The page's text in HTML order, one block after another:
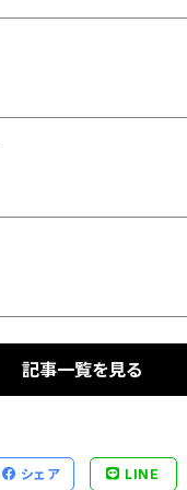
記事一覧を見る
シェア LINE